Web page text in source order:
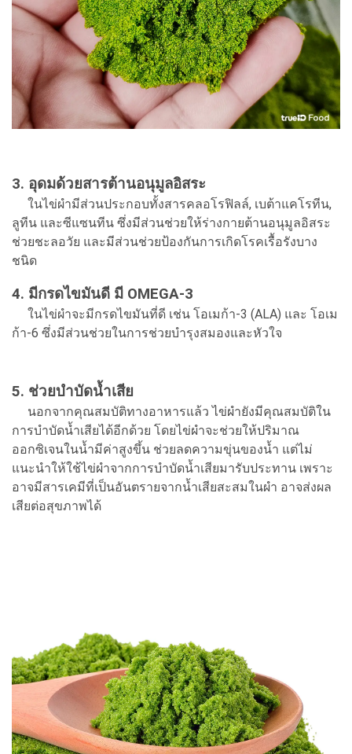
3. อุดมด้วยสารต้านอนุมูลอิสระ
ในไข่ผำมีส่วนประกอบทั้งสารคลอโรฟิลล์, เบต้าแคโรทีน,
ลูทีน และซีแซนทีน ซึ่งมีส่วนช่วยให้ร่างกายต้านอนุมูลอิสระ
ช่วยชะลอวัย และมีส่วนช่วยป้องกันการเกิดโรคเรื้อรังบาง
ชนิด
4. มีกรดไขมันดี มี OMEGA-3
ในไข่ผำจะมีกรดไขมันที่ดี เช่น โอเมก้า-3 (ALA) และ โอเม
ก้า-6 ซึ่งมีส่วนช่วยในการช่วยบำรุงสมองและหัวใจ
5. ช่วยบำบัดน้ำเสีย
นอกจากคุณสมบัติทางอาหารแล้ว ไข่ผำยังมีคุณสมบัติใน
การบำบัดน้ำเสียได้อีกด้วย โดยไข่ผำจะช่วยให้ปริมาณ
ออกซิเจนในน้ำมีค่าสูงขึ้น ช่วยลดความขุ่นของน้ำ แต่ไม่
แนะนำให้ใช้ไข่ผำจากการบำบัดน้ำเสียมารับประทาน เพราะ
อาจมีสารเคมีที่เป็นอันตรายจากน้ำเสียสะสมในผำ อาจส่งผล
เสียต่อสุขภาพได้